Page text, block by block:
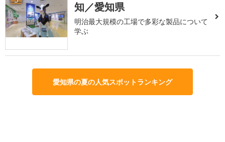
知／愛知県
明治最大規模の工場で多彩な製品について
学ぶ
愛知県の夏の人気スポットランキング